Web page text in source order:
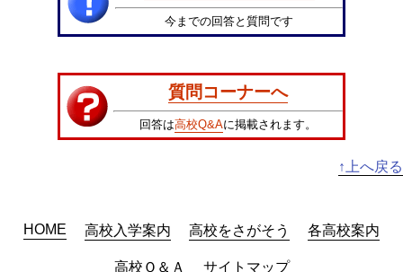
今までの回答と質問です
質問コーナーへ
回答は高校Q&Aに掲載されます。
↑上へ戻る
HOME 高校入学案内 高校をさがそう 各高校案内
高校Ｑ＆Ａ サイトマップ